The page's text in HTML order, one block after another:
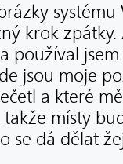
krok
používal
jsou moje
a které
takže místy
se dá dělat